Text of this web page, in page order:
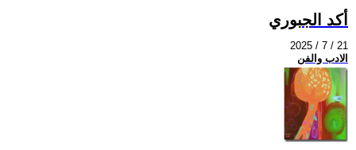
أكد الجبوري
2025 / 7 / 21
الادب والفن